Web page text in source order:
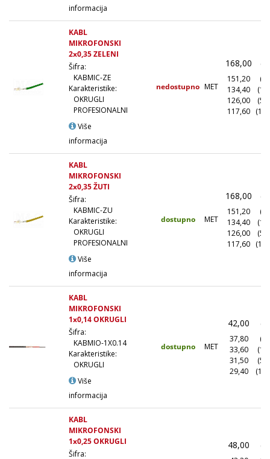
informacija
KABL
MIKROFONSKI
2x0,35 ZELENI
Šifra:
KABMIC-ZE
Karakteristike:
OKRUGLI
PROFESIONALNI
Više
informacija
nedostupno MET
168,00
151,20
134,40
126,00
117,60
KABL
MIKROFONSKI
2x0,35 ŽUTI
Šifra:
KABMIC-ZU
Karakteristike:
OKRUGLI
PROFESIONALNI
Više
informacija
dostupno MET
168,00
151,20
134,40
126,00
117,60
KABL
MIKROFONSKI
1x0,14 OKRUGLI
Šifra:
KABMIO-1X0.14
Karakteristike:
OKRUGLI
Više
informacija
dostupno MET
42,00
37,80
33,60
31,50
29,40
KABL
MIKROFONSKI
1x0,25 OKRUGLI
Šifra:
48,00